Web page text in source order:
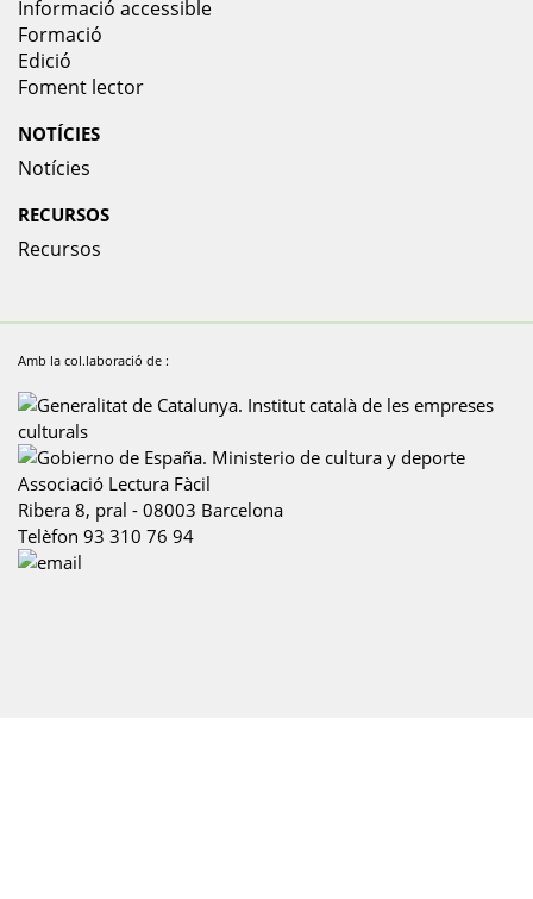
Informació accessible
Formació
Edició
Foment lector
NOTÍCIES
Notícies
RECURSOS
Recursos
Amb la col.laboració de :
Associació Lectura Fàcil
Ribera 8, pral - 08003 Barcelona
Telèfon 93 310 76 94